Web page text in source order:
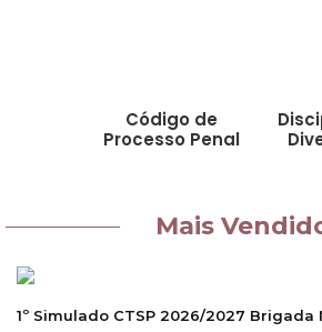
Código de
Processo Penal
Mais
1º Simulado CTSP 2026/2027 Brigada